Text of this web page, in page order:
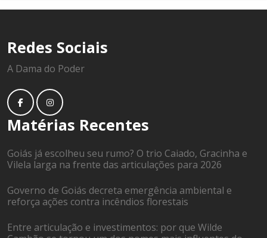
Redes Sociais
A Dama do Poder
Matérias Recentes
Goiás já escolheu seu rumo? O trio Caiado, Gracinha e
Vilela larga na frente das articulações para 2026
Governo de Goiás decreta emergência ambiental e
reforça ações contra incêndios florestais
Entre articulação e investimentos: por que Wilde